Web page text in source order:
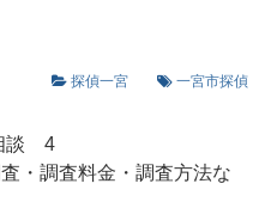
探偵一宮 一宮市探偵
談 4
・調査料金・調査方法な